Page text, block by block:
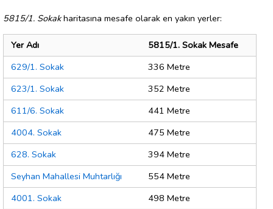
5815/1. Sokakharitasına mesafe olarak en yakın yerler:
Yer Adı
5815/1. Sokak Mesafe
629/1. Sokak
336 Metre
623/1. Sokak
352 Metre
611/6. Sokak
441 Metre
4004. Sokak
475 Metre
628. Sokak
394 Metre
Seyhan Mahallesi Muhtarlığı
554 Metre
4001. Sokak
498 Metre